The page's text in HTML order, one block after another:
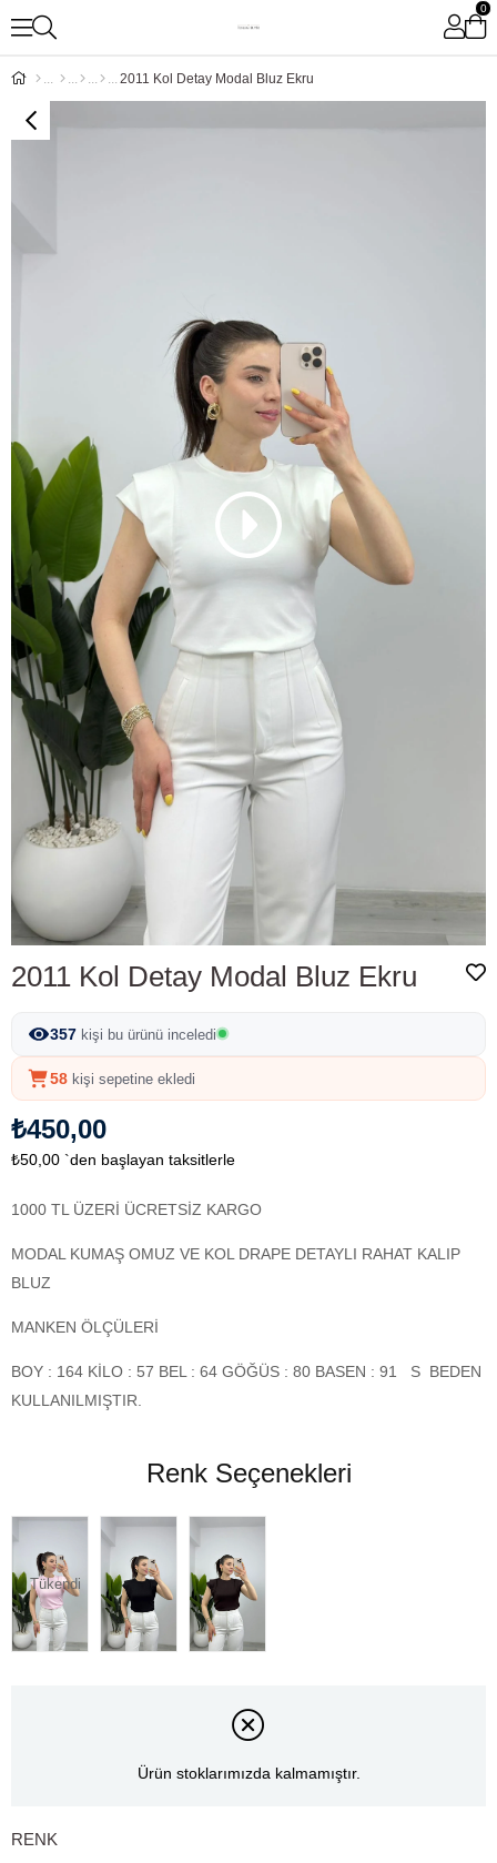
0
2011 Kol Detay Modal Bluz Ekru
2011 Kol Detay Modal Bluz Ekru
357 kişi bu ürünü inceledi
58 kişi sepetine ekledi
₺450,00
₺50,00 `den başlayan taksitlerle
1000 TL ÜZERİ ÜCRETSİZ KARGO
MODAL KUMAŞ OMUZ VE KOL DRAPE DETAYLI RAHAT KALIP
BLUZ
MANKEN ÖLÇÜLERİ
BOY : 164 KİLO : 57 BEL : 64 GÖĞÜS : 80 BASEN : 91 S BEDEN
KULLANILMIŞTIR.
Renk Seçenekleri
Tükendi
Ürün stoklarımızda kalmamıştır.
RENK